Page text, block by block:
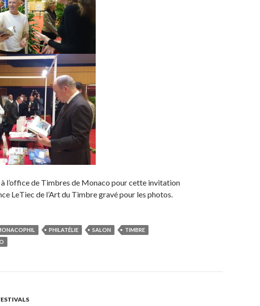
l’office de Timbres de Monaco pour cette invitation
LeTiec de l’Art du Timbre gravé pour les photos.
PHILATÉLIE SALON
TIMBRE